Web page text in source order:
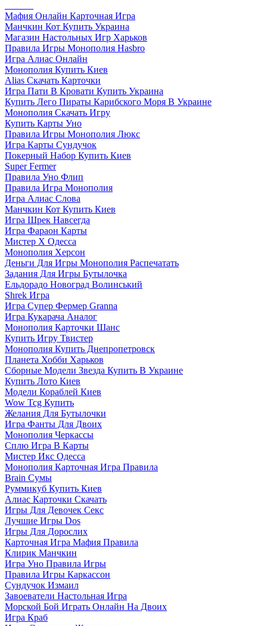
Мафия Онлайн Карточная Игра
Манчкин Кот Купить Украина
Магазин Настольных Игр Харьков
Правила Игры Монополия Hasbro
Игра Алиас Онлайн
Монополия Купить Киев
Alias Скачать Карточки
Игра Пати В Кровати Купить Украина
Купить Лего Пираты Карибского Моря В Украине
Монополия Скачать Игру
Купить Карты Уно
Правила Игры Монополия Люкс
Игра Карты Сундучок
Покерный Набор Купить Киев
Super Fermer
Правила Уно Флип
Правила Игра Монополия
Игра Алиас Слова
Манчкин Кот Купить Киев
Игра Шрек Навсегда
Игра Фараон Карты
Мистер Х Одесса
Монополия Херсон
Деньги Для Игры Монополия Распечатать
Задания Для Игры Бутылочка
Ельдорадо Новоград Волинський
Shrek Игра
Игра Супер Фермер Granna
Игра Кукарача Аналог
Монополия Карточки Шанс
Купить Игру Твистер
Монополия Купить Днепропетровск
Планета Хобби Харьков
Сборные Модели Звезда Купить В Украине
Купить Лото Киев
Модели Кораблей Киев
Wow Tcg Купить
Желания Для Бутылочки
Игра Фанты Для Двоих
Монополия Черкассы
Сплю Игра В Карты
Мистер Икс Одесса
Монополия Карточная Игра Правила
Brain Сумы
Руммикуб Купить Киев
Алиас Карточки Скачать
Игры Для Девочек Секс
Лучшие Игры Dos
Игры Для Дорослих
Карточная Игра Мафия Правила
Клирик Манчкин
Игра Уно Правила Игры
Правила Игры Каркассон
Сундучок Измаил
Завоеватели Настольная Игра
Морской Бой Играть Онлайн На Двоих
Игра Краб